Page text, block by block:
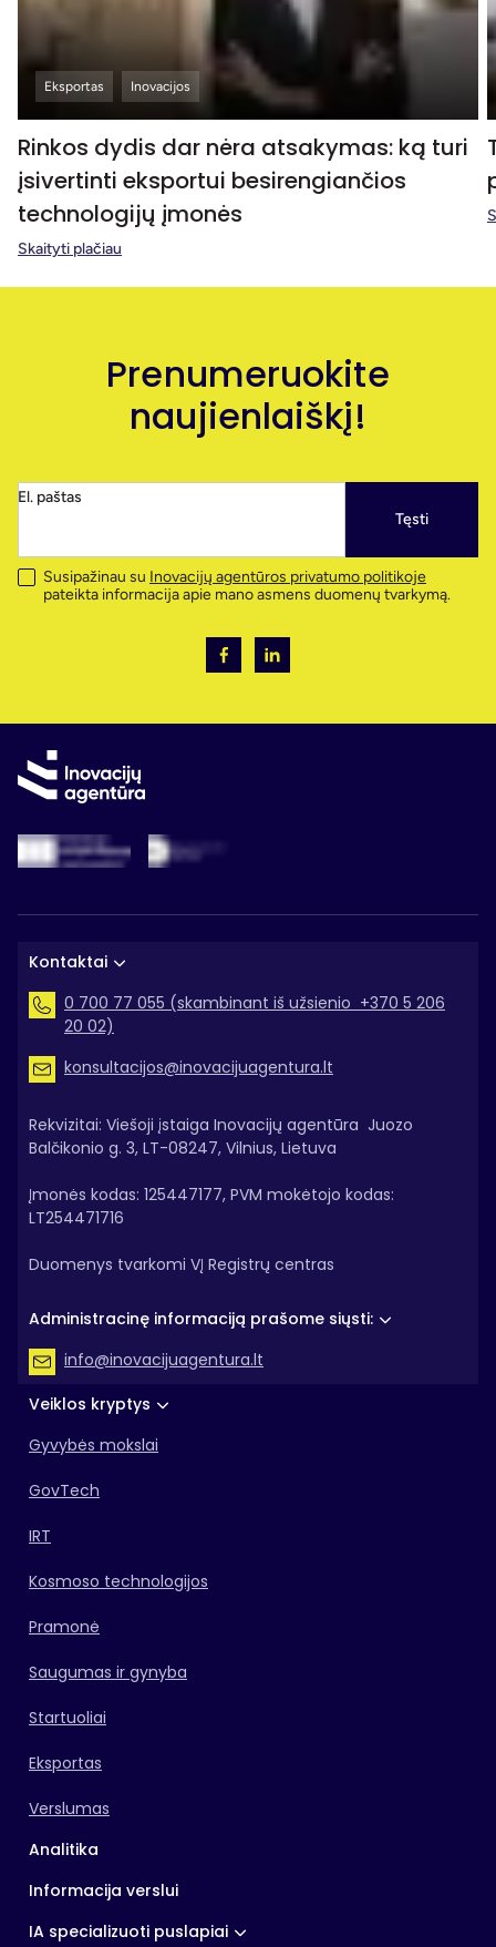
Eksportas Inovacijos
Rinkos dydis dar nėra atsakymas: ką turi
įsivertinti eksportui besirengiančios
technologijų įmonės
Skaityti plačiau
Prenumeruokite
naujienlaiškį!
El. paštas
Tęsti
Susipažinau su Inovacijų agentūros privatumo politikoje
pateikta informacija apie mano asmens duomenų tvarkymą.
Veiklos kryptys
Gyvybės mokslai
GovTech
IRT
Kosmoso technologijos
Pramonė
Saugumas ir gynyba
Startuoliai
Eksportas
Verslumas
Analitika
Informacija verslui
IA specializuoti puslapiai
Kontaktai
0 700 77 055 (skambinant iš užsienio +370 5 206
20 02)
konsultacijos@inovacijuagentura.lt
Rekvizitai: Viešoji įstaiga Inovacijų agentūra Juozo
Balčikonio g. 3, LT-08247, Vilnius, Lietuva
Įmonės kodas: 125447177, PVM mokėtojo kodas:
LT254471716
Duomenys tvarkomi VĮ Registrų centras
Administracinę informaciją prašome siųsti:
info@inovacijuagentura.lt